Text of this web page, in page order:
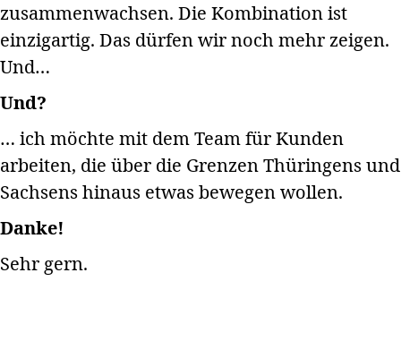
zusammenwachsen. Die Kombination ist
einzigartig. Das dürfen wir noch mehr zeigen.
Und…
Und?
… ich möchte mit dem Team für Kunden
arbeiten, die über die Grenzen Thüringens und
Sachsens hinaus etwas bewegen wollen.
Danke!
Sehr gern.